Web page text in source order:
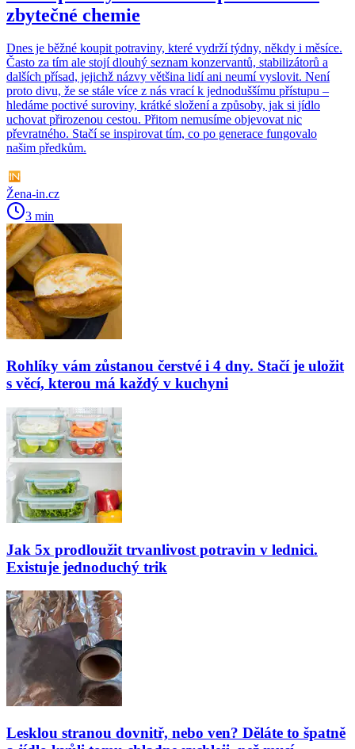
zbytečné chemie
Dnes je běžné koupit potraviny, které vydrží týdny, někdy i měsíce.
Často za tím ale stojí dlouhý seznam konzervantů, stabilizátorů a
dalších přísad, jejichž názvy většina lidí ani neumí vyslovit. Není
proto divu, že se stále více z nás vrací k jednoduššímu přístupu –
hledáme poctivé suroviny, krátké složení a způsoby, jak si jídlo
uchovat přirozenou cestou. Přitom nemusíme objevovat nic
převratného. Stačí se inspirovat tím, co po generace fungovalo
našim předkům.
Žena-in.cz
3 min
Rohlíky vám zůstanou čerstvé i 4 dny. Stačí je uložit
s věcí, kterou má každý v kuchyni
Jak 5x prodloužit trvanlivost potravin v lednici.
Existuje jednoduchý trik
Lesklou stranou dovnitř, nebo ven? Děláte to špatně